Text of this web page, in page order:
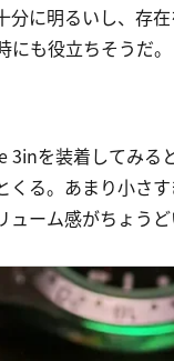
に明るいし、存
も役立ちそうだ。
を装着してみる
る。あまり小さ
ーム感がちょうど